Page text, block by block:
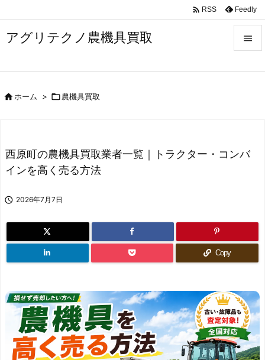
アグリテクノ農機具買取 


 RSS Feedly
ホーム > 農機具買取
西原町の農機具買取業者一覧｜トラクター・コンバ
インを高く売る方法
 2026年7月7日
Copy